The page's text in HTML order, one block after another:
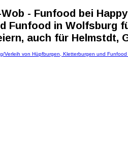
- Funfood bei
Funfood in Wolfsburg
auch für Helmstdt,